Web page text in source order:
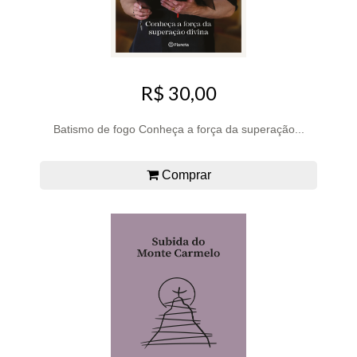
R$ 30,00
Batismo de fogo Conheça a força da superação...
Comprar